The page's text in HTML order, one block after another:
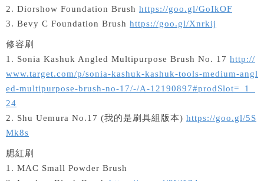
2. Diorshow Foundation Brush https://goo.gl/GoIkOF
3. Bevy C Foundation Brush https://goo.gl/Xnrkij
修容刷
1. Sonia Kashuk Angled Multipurpose Brush No. 17 http://
www.target.com/p/sonia-kashuk-kashuk-tools-medium-angl
ed-multipurpose-brush-no-17/-/A-12190897#prodSlot=_1_
24
2. Shu Uemura No.17 (我的是刷具組版本) https://goo.gl/5S
Mk8s
腮紅刷
1. MAC Small Powder Brush